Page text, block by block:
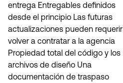
entrega Entregables definidos
desde el principio Las futuras
actualizaciones pueden requerir
volver a contratar a la agencia
Propiedad total del código y los
archivos de diseño Una
documentación de traspaso